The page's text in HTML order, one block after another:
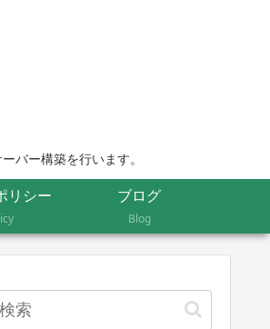
バー構築を行います。
リシー
ブログ
Blog